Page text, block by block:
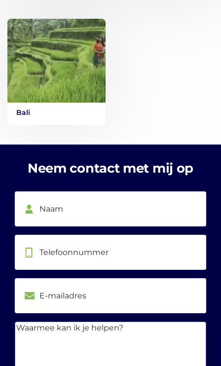
Bali
Neem contact met mij op
mailadres
Waarmee